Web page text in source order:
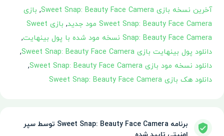
آخرین نسخه بازی Sweet Snap: Beauty Face Camera , بازی
Sweet Snap: Beauty Face Camera مود جدید
,
بازی Sweet
Snap: Beauty Face Camera نسخه مود شده با پول بینهایت
,
دانلود پول بینهایت بازی Sweet Snap: Beauty Face Camera
,
دانلود نسخه مود بازی Sweet Snap: Beauty Face Camera
,
دانلود هک بازی Sweet Snap: Beauty Face Camera
برنامه Sweet Snap: Beauty Face Camera توسط سپر